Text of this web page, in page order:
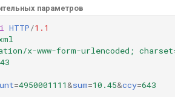
параметров
HTTP/1.1
x-www-form-urlencoded;
=4950001111 &sum=10.45&ссy=643